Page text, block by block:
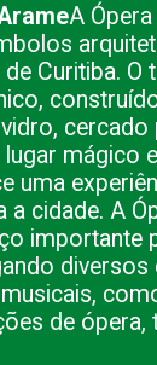
A
Curitiba. O
lugar mágico
uma
a cidade. A
importante
diversos
de ópera,